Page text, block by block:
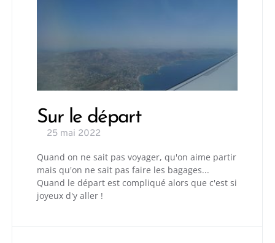
Sur le départ
25 mai 2022
Quand on ne sait pas voyager, qu'on aime partir
mais qu'on ne sait pas faire les bagages...
Quand le départ est compliqué alors que c'est si
joyeux d'y aller !